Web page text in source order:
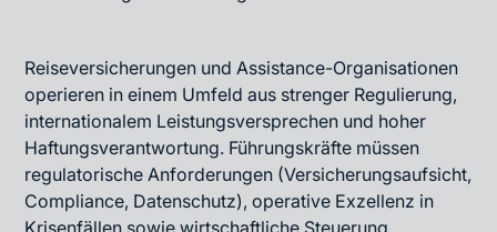
Reiseversicherungen und Assistance-Organisationen
operieren in einem Umfeld aus strenger Regulierung,
internationalem Leistungsversprechen und hoher
Haftungsverantwortung. Führungskräfte müssen
regulatorische Anforderungen (Versicherungsaufsicht,
Compliance, Datenschutz), operative Exzellenz in
Krisenfällen sowie wirtschaftliche Steuerung